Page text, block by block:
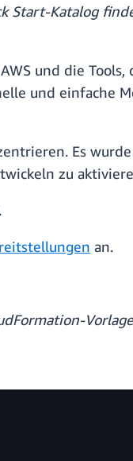
Start-Katalog
und die
und einfache
Es
zu
an.